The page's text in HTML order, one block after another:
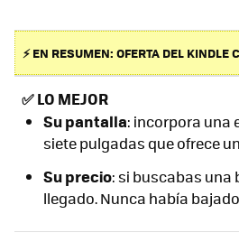
⚡ EN RESUMEN: OFERTA DEL KINDLE
✅LO MEJOR
Su pantalla: incorpora una
siete pulgadas que ofrece
Su precio: si buscabas una
llegado. Nunca había